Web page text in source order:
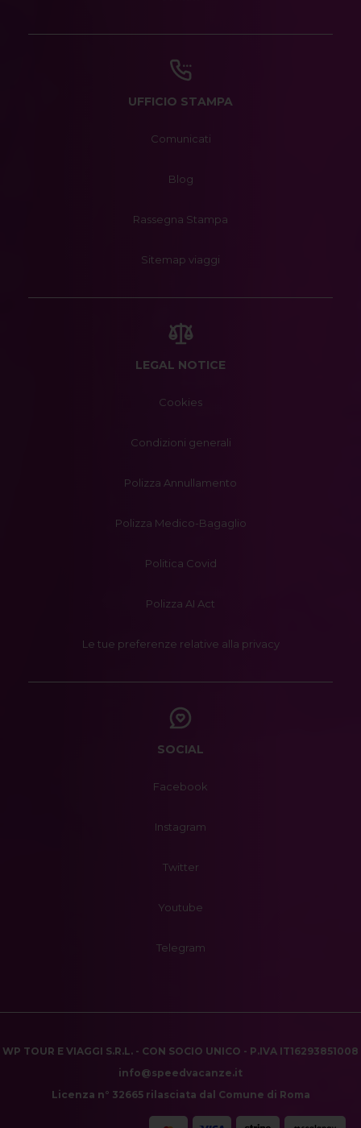
UFFICIO STAMPA
Comunicati
Blog
Rassegna Stampa
Sitemap viaggi
LEGAL NOTICE
Cookies
Condizioni generali
Polizza Annullamento
Polizza Medico-Bagaglio
Politica Covid
Polizza AI Act
Le tue preferenze relative alla privacy
SOCIAL
Facebook
Instagram
Twitter
Youtube
Telegram
WP TOUR E VIAGGI S.R.L. - CON SOCIO UNICO - P.IVA IT16293851008
info@speedvacanze.it
Licenza n° 32665 rilasciata dal Comune di Roma